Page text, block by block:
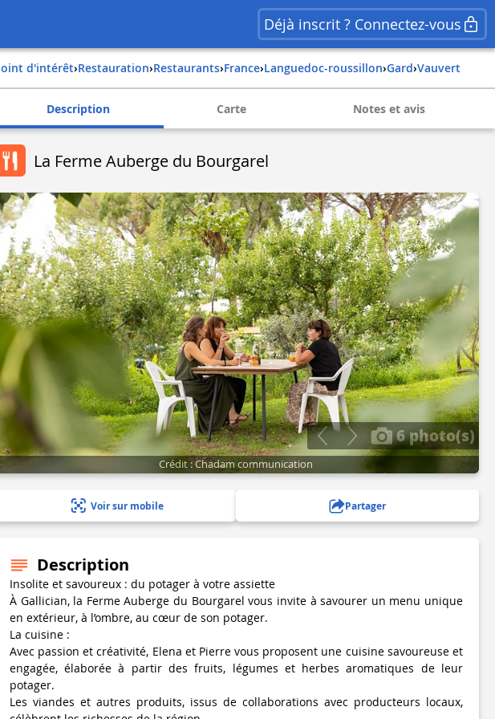
Déjà inscrit ? Connectez-vous
Point d'intérêt› Restauration› Restaurants› france› languedoc-roussillon› gard› vauvert
Description Carte Notes et avis
La Ferme Auberge du Bourgarel
6 photo(s)
Crédit : Chadam communication
Voir sur mobile Partager
Description
Insolite et savoureux : du potager à votre assiette
À Gallician, la Ferme Auberge du Bourgarel vous invite à savourer un menu unique
en extérieur, à l’ombre, au cœur de son potager.
La cuisine :
Avec passion et créativité, Elena et Pierre vous proposent une cuisine savoureuse et
engagée, élaborée à partir des fruits, légumes et herbes aromatiques de leur
potager.
Les viandes et autres produits, issus de collaborations avec producteurs locaux,